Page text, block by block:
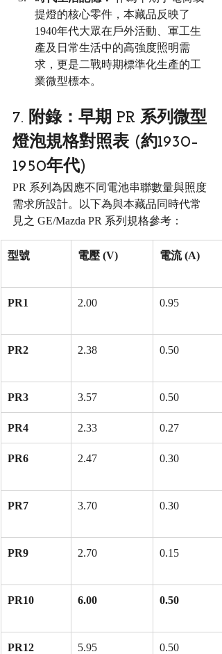
提燈的核心零件，本藏品反映了
1940年代大眾在戶外活動、軍工生
產及日常生活中的高強度照明需
求，更是二戰時期標準化生產的工
業微型標本。
7. 附錄：早期 PR 系列微型
燈泡規格對照表 (約1930–
1950年代)
PR 系列為因應不同電池串聯數量與照度
需求所設計。以下為與本藏品同時代常
見之 GE/Mazda PR 系列規格參考：
型號 電壓 (V) 電流 (A)
PR1 2.00 0.95
PR2 2.38 0.50
PR3 3.57 0.50
PR4 2.33 0.27
PR6 2.47 0.30
PR7 3.70 0.30
PR9 2.70 0.15
PR10 6.00 0.50
PR12 5.95 0.50